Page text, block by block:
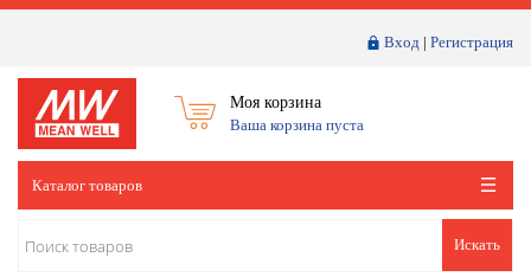
Вход | Регистрация
Моя корзина
Ваша корзина пуста
Каталог товаров
Искать